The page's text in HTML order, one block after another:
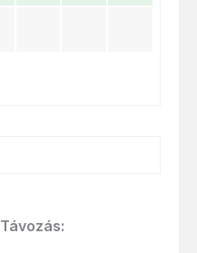
Távozás: